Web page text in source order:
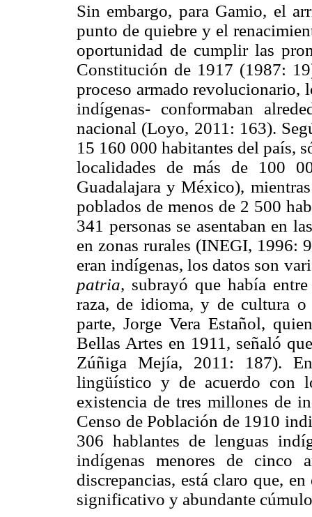
Sin embargo, para Gamio, el
punto de quiebre y el
oportunidad de cumplir las
Constitución de 1917 (1987:
proceso armado revolucionario,
indígenas- conformaban
nacional (Loyo, 2011: 163).
15 160 000 habitantes del país,
localidades de más de 100
Guadalajara y México),
poblados de menos de 2 500
341 personas se asentaban en
en zonas rurales (INEGI, 1996:
eran indígenas, los datos son
patria, subrayó que había
raza, de idioma, y de cultura
parte, Jorge Vera Estañol,
Bellas Artes en 1911, señaló
Zúñiga Mejía, 2011: 187).
lingüístico y de acuerdo con
existencia de tres millones de
Censo de Población de 1910
306 hablantes de lenguas
indígenas menores de cinco
discrepancias, está claro que,
significativo y abundante